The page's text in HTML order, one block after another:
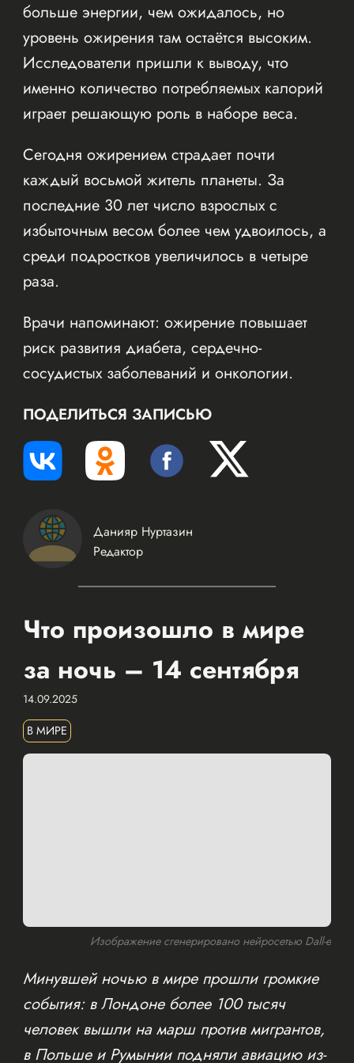
больше энергии, чем ожидалось, но
уровень ожирения там остаётся высоким.
Исследователи пришли к выводу, что
именно количество потребляемых калорий
играет решающую роль в наборе веса.
Сегодня ожирением страдает почти
каждый восьмой житель планеты. За
последние 30 лет число взрослых с
избыточным весом более чем удвоилось, а
среди подростков увеличилось в четыре
раза.
Врачи напоминают: ожирение повышает
риск развития диабета, сердечно-
сосудистых заболеваний и онкологии.
ПОДЕЛИТЬСЯ ЗАПИСЬЮ
Данияр Нуртазин
Редактор
Что произошло в мире
за ночь – 14 сентября
14.09.2025
В МИРЕ
Изображение сгенерировано нейросетью Dall-e
Минувшей ночью в мире прошли громкие
события: в Лондоне более 100 тысяч
человек вышли на марш против мигрантов,
в Польше и Румынии подняли авиацию из-